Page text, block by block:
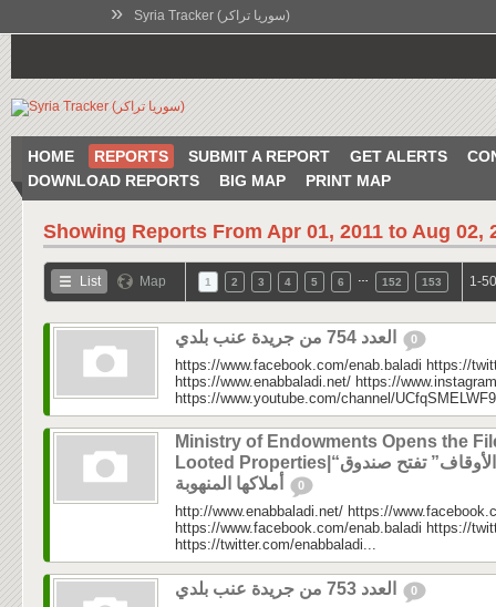
» Syria Tracker (سوريا تراكر)
HOME REPORTS SUBMIT A REPORT GET ALERTS
DOWNLOAD REPORTS
BIG MAP PRINT MAP
Showing Reports From Apr 01, 2011 to Aug 02,
List Map 1 2 3 4 5 6 152 153 1-
0
https://www.facebook.com/enab.baladi https://
https://www.enabbaladi.net/ https://
https://www.youtube.com/channel/
Ministry of Endowments Opens the
Looted Properties|“الأوقاف” تفتح صندوق
0
http://www.enabbaladi.net/ https://
https://www.facebook.com/enab.baladi https://
https://twitter.com/enabbaladi...
0